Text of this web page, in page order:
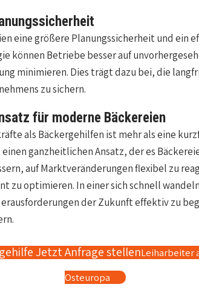
eine größere Planungssicherheit und ein
können Betriebe besser auf
minimieren. Dies trägt dazu bei, die
zu sichern.
für moderne Bäckereien
als Bäckergehilfen ist mehr als eine
ganzheitlichen Ansatz, der es
auf Marktveränderungen flexibel zu
zu optimieren. In einer sich schnell
der Zukunft effektiv zu
Jetzt Anfrage stellenLeiharbeiter
Osteuropa